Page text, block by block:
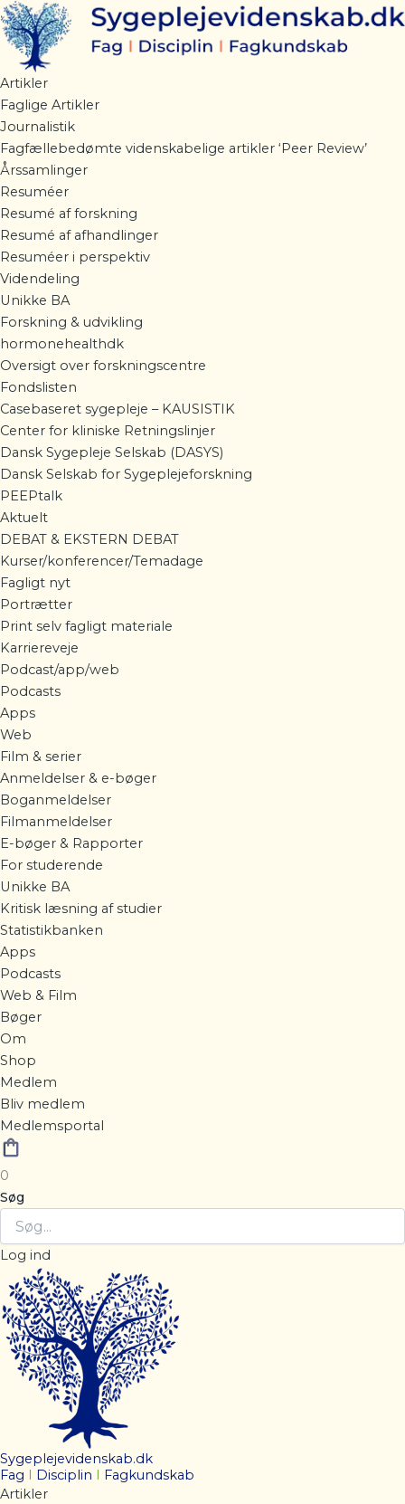
Gå
til
indholdet
Artikler
Faglige Artikler
Journalistik
Fagfællebedømte videnskabelige artikler ‘Peer Review’
Årssamlinger
Resuméer
Resumé af forskning
Resumé af afhandlinger
Resuméer i perspektiv
Videndeling
Unikke BA
Forskning & udvikling
hormonehealthdk
Oversigt over forskningscentre
Fondslisten
Casebaseret sygepleje – KAUSISTIK
Center for kliniske Retningslinjer
Dansk Sygepleje Selskab (DASYS)
Dansk Selskab for Sygeplejeforskning
PEEPtalk
Aktuelt
DEBAT & EKSTERN DEBAT
Kurser/konferencer/Temadage
Fagligt nyt
Portrætter
Print selv fagligt materiale
Karriereveje
Podcast/app/web
Podcasts
Apps
Web
Film & serier
Anmeldelser & e-bøger
Boganmeldelser
Filmanmeldelser
E-bøger & Rapporter
For studerende
Unikke BA
Kritisk læsning af studier
Statistikbanken
Apps
Podcasts
Web & Film
Bøger
Om
Shop
Medlem
Bliv medlem
Medlemsportal
0
Søg
Log ind
Sygeplejevidenskab.dk
Fag
Disciplin
Fagkundskab
Artikler